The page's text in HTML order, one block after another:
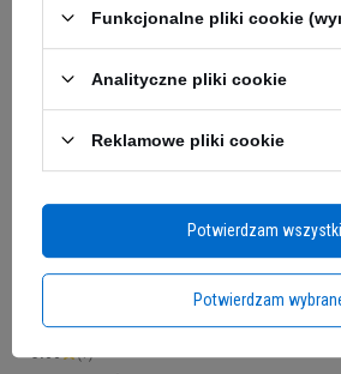
Kup teraz -wysyłka w poniedziałek Kup teraz -
NOW Folic Acid 800mcg -
250tabs.
NOW
200mg
Funkcjonalne pliki cookie
Analityczne pliki cookie
Reklamowe pliki cookie
Potwierdzam
Potwierdzam